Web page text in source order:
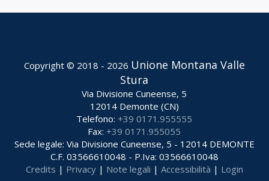
Copyright © 2018 - 2026 Unione Montana Valle
Stura
Via Divisione Cuneense, 5
12014 Demonte (CN)
Telefono:+39 0171.955555
Fax:+39 0171.955055
Sede legale: Via Divisione Cuneense, 5 - 12014 DEMONTE
C.F. 03566610048 - P.Iva: 03566610048
Credits | Privacy| Note legali | Accessibilità | Login